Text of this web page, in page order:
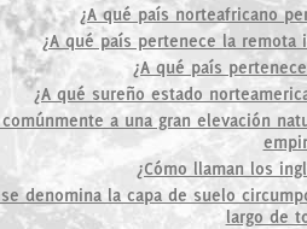
¿A qué país norteafricano
¿A qué país pertenece la
¿A qué país
¿A qué sureño estado
comúnmente a una gran elevación
¿Cómo llaman los
denomina la capa de suelo
largo de